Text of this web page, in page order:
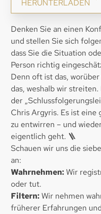
HERUNTERLADEN
Denken Sie an einen
und stellen Sie sich
dass Sie die Situation
Person richtig
Denn oft ist das,
das, weshalb wir
der
Chris Argyris. Es ist
zu entwirren – und
eigentlich geht. 🪜
Schauen wir uns die
an:
Wahrnehmen:Wir
oder tut.
Filtern:Wir nehmen
früherer Erfahrungen